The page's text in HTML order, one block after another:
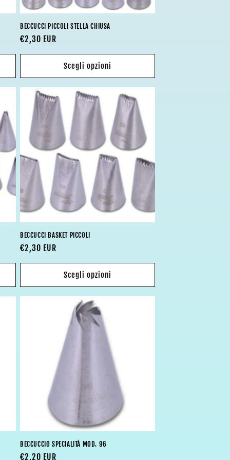
BECCUCCI PICCOLI STELLA CHIUSA
Prezzo
di
€2,30 EUR
Scegli opzioni
BECCUCCI BASKET PICCOLI
Prezzo
di
€2,30 EUR
Scegli opzioni
BECCUCCIO SPECIALITÀ MOD. 96
Prezzo
€2,20 EUR